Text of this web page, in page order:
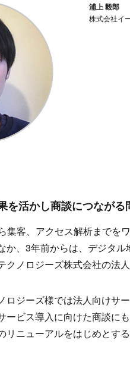
浦上 毅郎
株式会社イ
を活かし商談につながる
集客、アクセス解析までを
か、3年前からは、デジタ
クノロジーズ株式会社の法
ロジーズ様では法人向け
ービス導入に向けた商談に
リニューアルをはじめとす